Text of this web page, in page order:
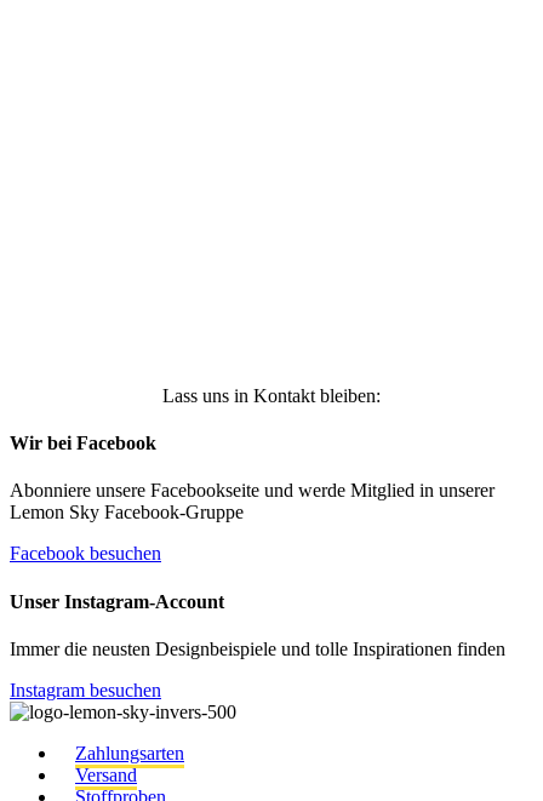
Lass uns in Kontakt bleiben:
Wir bei Facebook
Abonniere unsere Facebookseite und werde Mitglied in unserer
Lemon Sky Facebook-Gruppe
Facebook besuchen
Unser Instagram-Account
Immer die neusten Designbeispiele und tolle Inspirationen finden
Instagram besuchen
Zahlungsarten
Versand
Stoffproben